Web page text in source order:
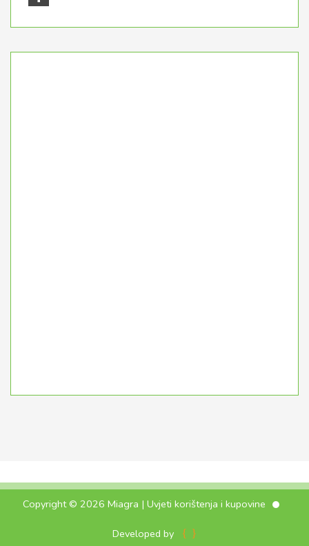
Copyright © 2026 Miagra | Uvjeti korištenja i kupovine
Developed by { }